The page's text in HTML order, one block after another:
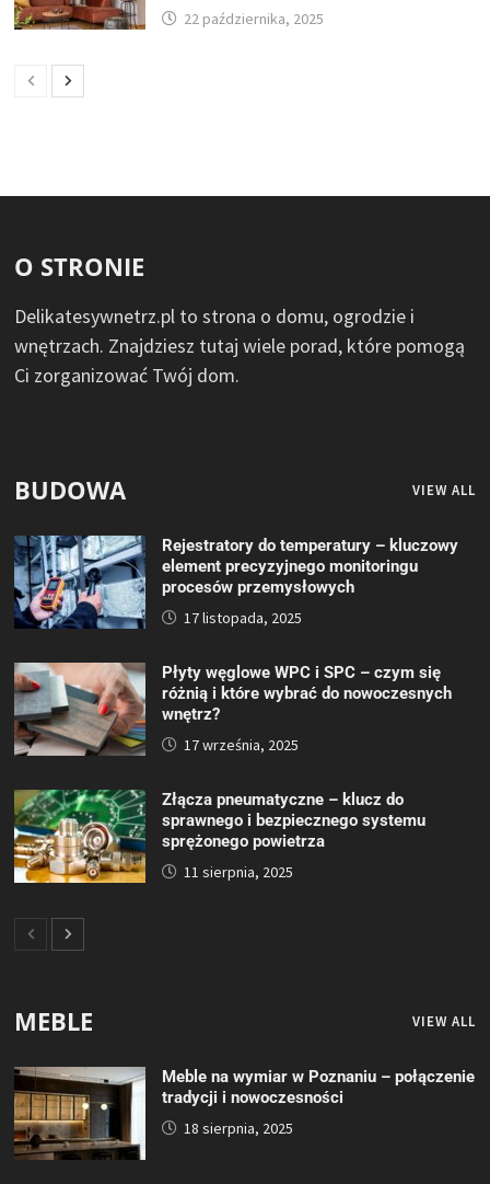
22 października, 2025
O STRONIE
Delikatesywnetrz.pl to strona o domu, ogrodzie i
wnętrzach. Znajdziesz tutaj wiele porad, które pomogą
Ci zorganizować Twój dom.
BUDOWA VIEW ALL
Rejestratory do temperatury – kluczowy
element precyzyjnego monitoringu
procesów przemysłowych
17 listopada, 2025
Płyty węglowe WPC i SPC – czym się
różnią i które wybrać do nowoczesnych
wnętrz?
17 września, 2025
Złącza pneumatyczne – klucz do
sprawnego i bezpiecznego systemu
sprężonego powietrza
11 sierpnia, 2025
MEBLE VIEW ALL
Meble na wymiar w Poznaniu – połączenie
tradycji i nowoczesności
18 sierpnia, 2025